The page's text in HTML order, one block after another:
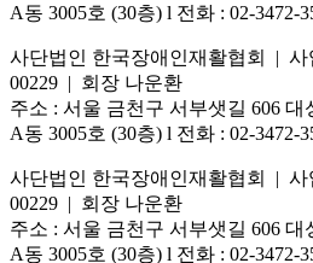
A동 3005호 (30층) l 전화 : 02-3472-
사단법인 한국장애인재활협회 | 사
00229 | 회장 나운환
주소 : 서울 금천구 서부샛길 606
A동 3005호 (30층) l 전화 : 02-3472-
사단법인 한국장애인재활협회 | 사
00229 | 회장 나운환
주소 : 서울 금천구 서부샛길 606
A동 3005호 (30층) l 전화 : 02-3472-